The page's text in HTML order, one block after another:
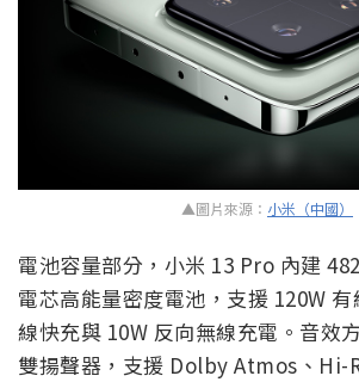
▲圖片來源： 小米（中國）
電池容量部分，小米 13 Pro 內建
電芯高能量密度電池，支援 120W
線快充與 10W 反向無線充電。音效
雙揚聲器，支援 Dolby Atmos、Hi-